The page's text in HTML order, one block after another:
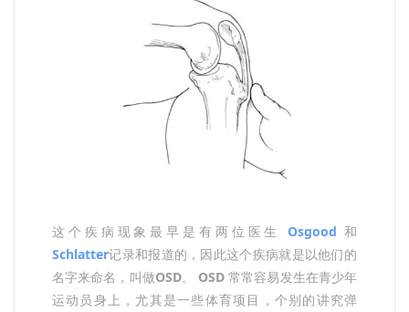
这个疾病现象最早是有两位医生 Osgood 和
Schlatter记录和报道的，因此这个疾病就是以他们的
名字来命名，叫做OSD。 OSD 常常容易发生在青少年
运动员身上，尤其是一些体育项目，个别的讲究弹